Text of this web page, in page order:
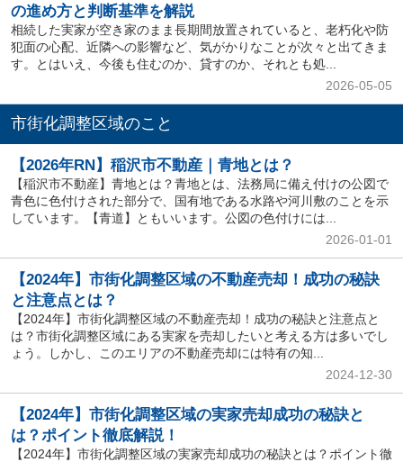
の進め方と判断基準を解説
相続した実家が空き家のまま長期間放置されていると、老朽化や防
犯面の心配、近隣への影響など、気がかりなことが次々と出てきま
す。とはいえ、今後も住むのか、貸すのか、それとも処...
2026-05-05
市街化調整区域のこと
【2026年RN】稲沢市不動産｜青地とは？
【稲沢市不動産】青地とは？青地とは、法務局に備え付けの公図で
青色に色付けされた部分で、国有地である水路や河川敷のことを示
しています。【青道】ともいいます。公図の色付けには...
2026-01-01
【2024年】市街化調整区域の不動産売却！成功の秘訣
と注意点とは？
【2024年】市街化調整区域の不動産売却！成功の秘訣と注意点と
は？市街化調整区域にある実家を売却したいと考える方は多いでし
ょう。しかし、このエリアの不動産売却には特有の知...
2024-12-30
【2024年】市街化調整区域の実家売却成功の秘訣と
は？ポイント徹底解説！
【2024年】市街化調整区域の実家売却成功の秘訣とは？ポイント徹